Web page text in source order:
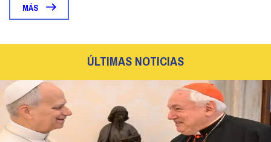
MÁS
ÚLTIMAS NOTICIAS